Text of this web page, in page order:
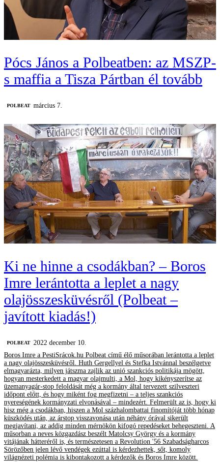
Pócs János a Polbeatben: az MSZP-
s maffia a Tisza Pártban él tovább
‎POLBEAT március 7.
Ki ne hinne a csodákban? – Boros
Imre lerántotta a leplet a nagy
olajösszesküvésről (Polbeat –
javított kiadás!)
‎POLBEAT 2022 december 10.
Boros Imre a PestiSrácok.hu Polbeat című élő műsorában lerántotta a leplet
a nagy olajösszesküvésről. Huth Gergellyel és Stefka Istvánnal beszélgetve
elmagyarázta, milyen játszma zajlik az unió szankciós politikája mögött,
hogyan mesterkedett a magyar olajmulti, a Mol, hogy kikényszerítse az
üzemanyagár-stop feloldását még a kormány által tervezett szilveszteri
időpont előtt, és hogy miként fog megfizetni – a teljes szankciós
nyereségének kormányzati elvonásával – mindezért. Felmerült az is, hogy ki
hisz még a csodákban, hiszen a Mol százhalombattai finomítóját több hónap
küszködés után, az árstop visszavonása után néhány órával sikerült
megjavítani, az addig minden mérnökön kifogó repedéseket behegeszteni. A
műsorban a neves közgazdász beszélt Matolcsy György és a kormány
vitájának hátteréről is, és természetesen a Revolution '56 Szabadságharcos
Sörözőben jelen lévő vendégek ezúttal is kérdezhettek, sőt, komoly
világnézeti polémia is kibontakozott a kérdezők és Boros Imre között.